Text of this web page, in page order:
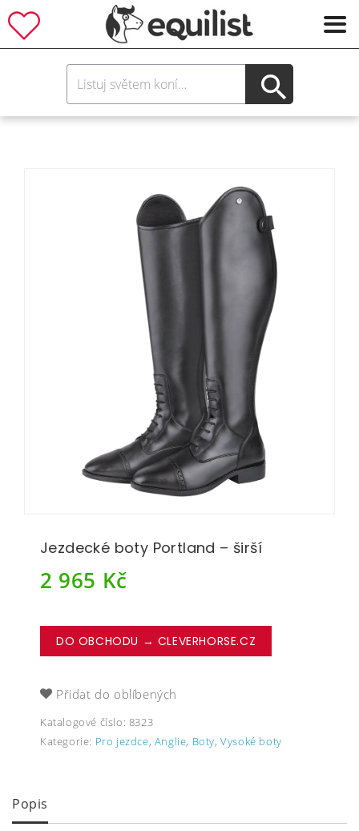
Jezdecké boty Portland – širší
2 965 Kč
DO OBCHODU → CLEVERHORSE.CZ
Přidat do oblíbených
Katalogové číslo: 8323
Kategorie: Pro jezdce, Anglie, Boty,Vysoké boty
Popis